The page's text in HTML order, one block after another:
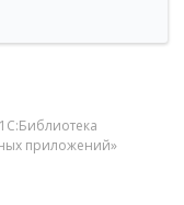
приложений»